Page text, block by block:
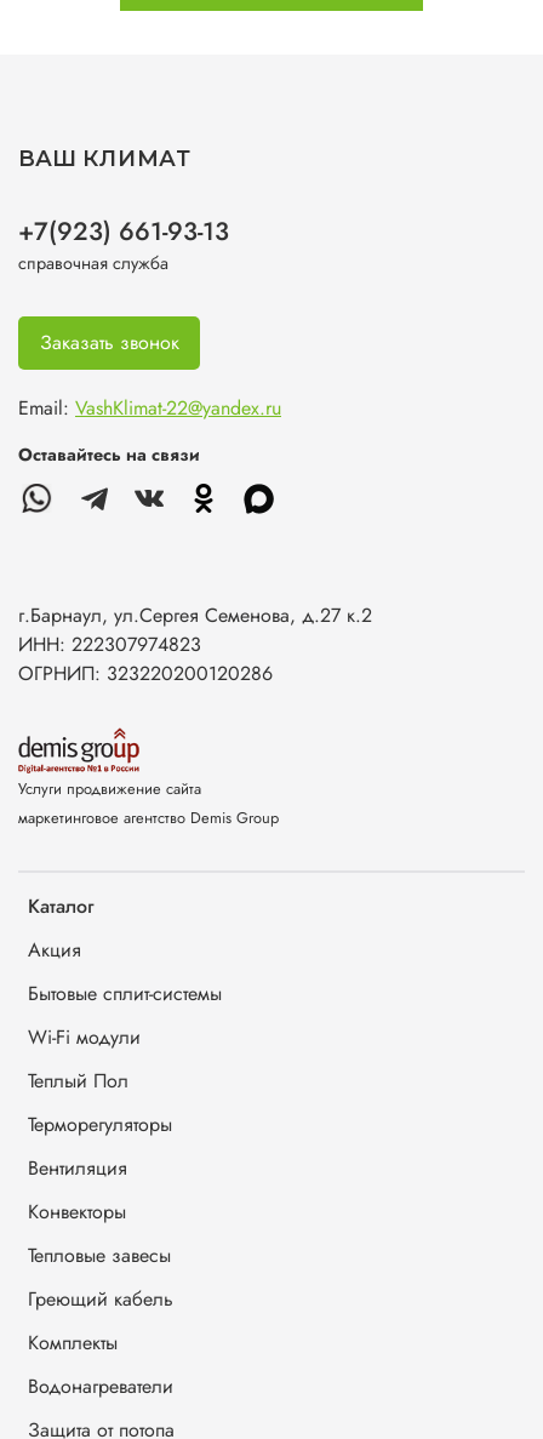
Каталог
Акция
Бытовые сплит-системы
Wi-Fi модули
Теплый Пол
Терморегуляторы
Вентиляция
Конвекторы
Тепловые завесы
Греющий кабель
Комплекты
Водонагреватели
Защита от потопа
ВАШ КЛИМАТ
+7(923) 661-93-13
справочная служба
Заказать звонок
Email: VashKlimat-22@yandex.ru
Оставайтесь на связи
г.Барнаул, ул.Сергея Семенова, д.27 к.2
ИНН: 222307974823
ОГРНИП: 323220200120286
Услуги продвижение сайта
маркетинговое агентство Demis Group